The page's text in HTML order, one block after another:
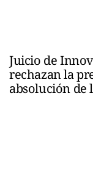
Juicio de
rechazan la
absolución de